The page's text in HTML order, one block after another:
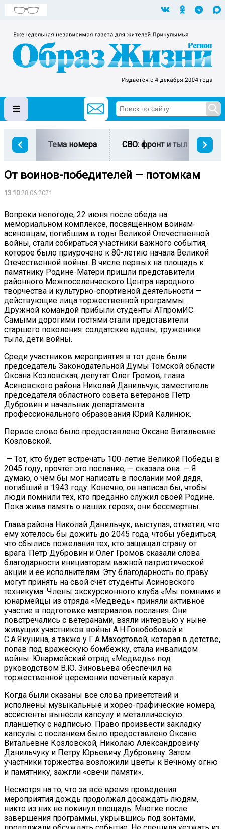
Тема номера СВО: фронт и тыл
От воинов-победителей — потомкам
13:1028.06.2021
Вопреки непогоде, 22 июня после обеда на
мемориальном комплексе, посвящённом воинам-
асиновцам, погибшим в годы Великой Отечественной
войны, стали собираться участники важного события,
которое было приурочено к 80-летию начала Великой
Отечественной войны. В числе первых на площадь к
памятнику Родине-Матери пришли представители
районного Межпоселенческого Центра народного
творчества и культурно-спортивной деятельности —
действующие лица торжественной программы.
Дружной командой прибыли студенты АТпромИС.
Самыми дорогими гостями стали представители
старшего поколения: солдатские вдовы, труженики
тыла, дети войны.
Среди участников мероприятия в тот день были
председатель Законодательной Думы Томской области
Оксана Козловская, депутат Олег Громов, глава
Асиновского района Николай Данильчук, заместитель
председателя областного совета ветеранов Пётр
Дубровин и начальник департамента
профессионального образования Юрий Калинюк.
Первое слово было предоставлено Оксане Витальевне
Козловской.
— Тот, кто будет встречать 100-летие Великой Победы в
2045 году, прочтёт это послание, — сказала она. — Я
думаю, о чём бы мог написать в послании мой дядя,
погибший в 1943 году. Конечно, он написал бы, чтобы
люди помнили тех, кто преданно служил своей Родине.
Пока жива память о наших героях, они бессмертны.
Глава района Николай Данильчук, выступая, отметил, что
ему хотелось бы дожить до 2045 года, чтобы убедиться,
что сбылись пожелания тех, кто защищал страну от
врага. Пётр Дубровин и Олег Громов сказали слова
благодарности инициаторам важной патриотической
акции и её исполнителям. Эту благодарность по праву
могут принять на свой счёт студенты Асиновского
техникума. Члены экскурсионного клуба «Мы помним» и
юнармейцы из отряда «Медведь» приняли активное
участие в подготовке материалов послания. Они
повстречались с ветеранами, взяли интервью у ныне
живущих участников войны А.Н.Гонобобовой и
С.А.Якунина, а также у Г.А.Махортовой, которая в детстве,
попав под вражескую бомбёжку, стала инвалидом
войны. Юнармейский отряд «Медведь» под
руководством В.Ю. Зиновьева обеспечил на
торжественной церемонии почётный караул.
Когда были сказаны все слова приветствий и
исполнены музыкальные и хорео-графические номера,
ассистенты вынесли капсулу и металлическую
планшетку с надписью. Право произвести закладку
капсулы с посланием было предоставлено Оксане
Витальевне Козловской, Николаю Александровичу
Данильчуку и Петру Юрьевичу Дубровину. Затем
участники торжества возложили цветы к Вечному огню
и памятнику, зажгли «свечи памяти».
Несмотря на то, что за всё время проведения
мероприятия дождь продолжал досаждать людям,
никто из них не покинул площадь. Многие после
завершения программы, укрывшись под зонтами,